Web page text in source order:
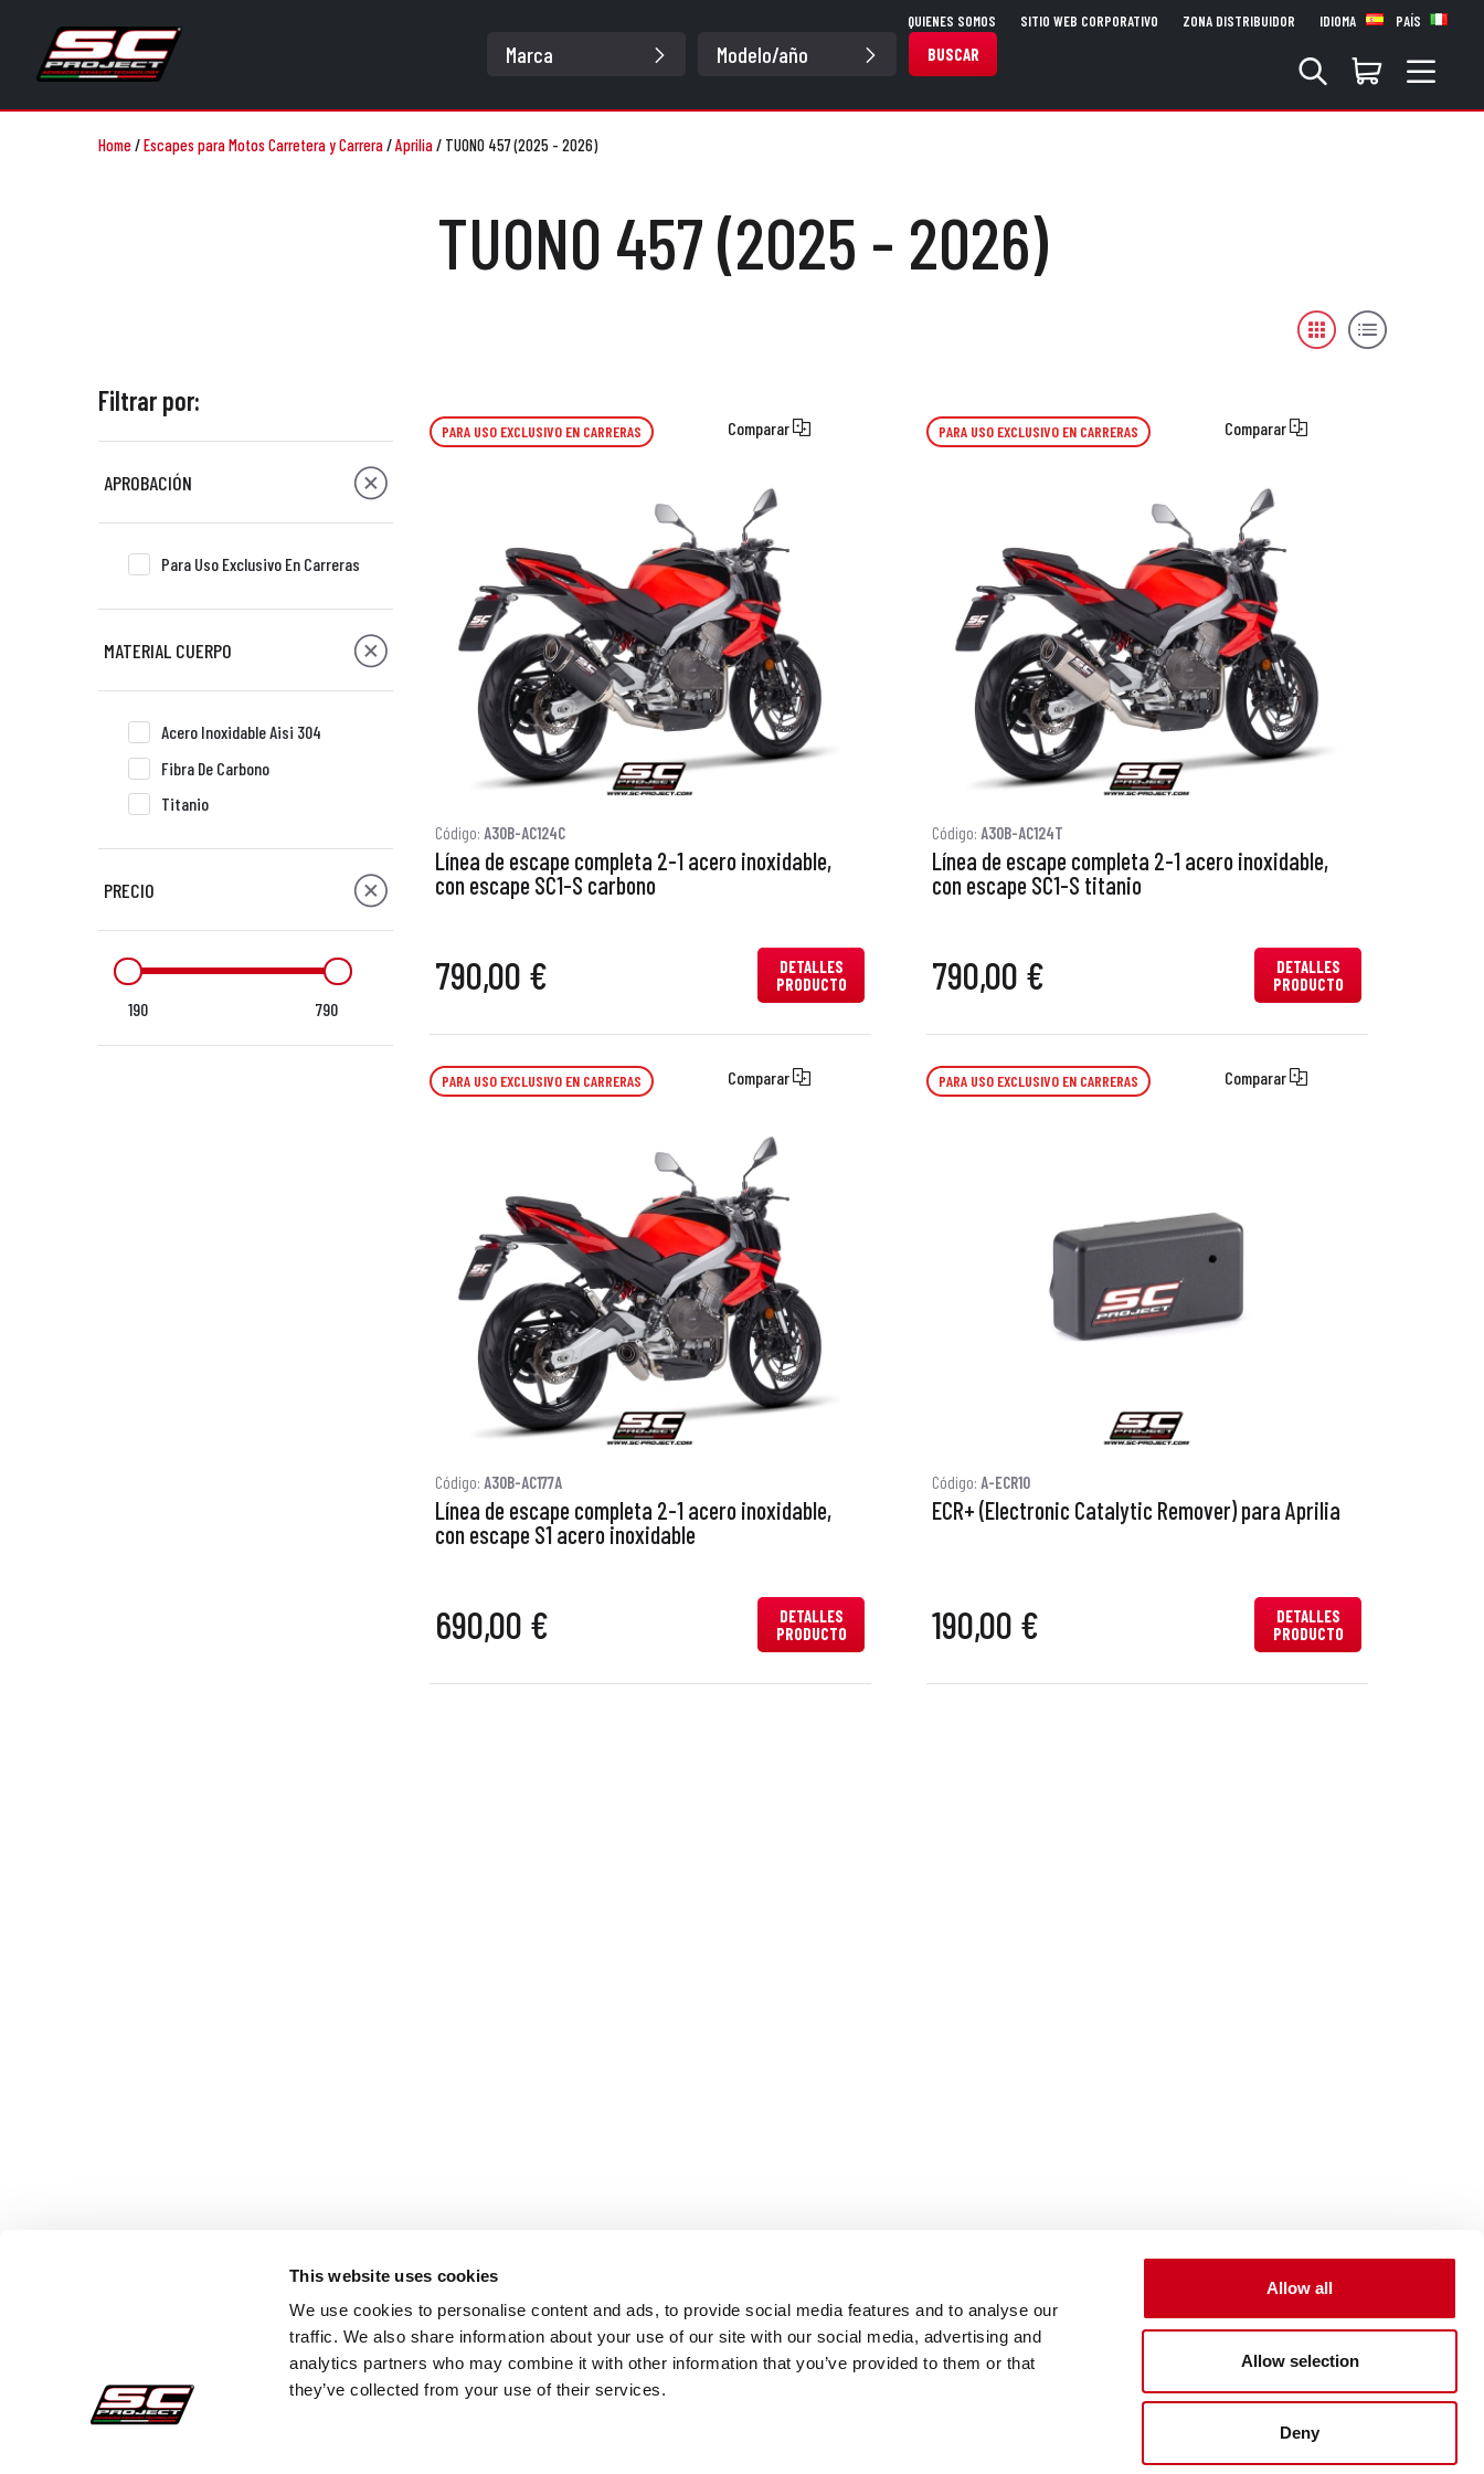
This website uses cookies
We use cookies to personalise content and ads, to provide social media features and to analyse our
traffic. We also share information about your use of our site with our social media, advertising and
analytics partners who may combine it with other information that you’ve provided to them or that
they’ve collected from your use of their services.
Allow all
Allow selection
Deny
BUSCAR
QUIENES SOMOS SITIO WEB CORPORATIVO ZONA DISTRIBUIDOR IDIOMA PAÍS
Home/Escapes para Motos Carretera y Carrera/Aprilia/ TUONO 457 (2025 - 2026)
TUONO 457 (2025 - 2026)
Filtrar por:
APROBACIÓN
Para Uso Exclusivo En Carreras
MATERIAL CUERPO
Acero Inoxidable Aisi 304
Fibra De Carbono
Titanio
PRECIO
190 790
PARA USO EXCLUSIVO EN CARRERAS Comparar
Código: A30B-AC124C
Línea de escape completa 2-1 acero inoxidable,
con escape SC1-S carbono
790,00 €
DETALLES
PRODUCTO
PARA USO EXCLUSIVO EN CARRERAS Comparar
Código: A30B-AC124T
Línea de escape completa 2-1 acero inoxidable,
con escape SC1-S titanio
790,00 €
DETALLES
PRODUCTO
PARA USO EXCLUSIVO EN CARRERAS Comparar
Código: A30B-AC177A
Línea de escape completa 2-1 acero inoxidable,
con escape S1 acero inoxidable
690,00 €
DETALLES
PRODUCTO
PARA USO EXCLUSIVO EN CARRERAS Comparar
Código: A-ECR10
ECR+ (Electronic Catalytic Remover) para Aprilia
190,00 €
DETALLES
PRODUCTO
Pedidos Seguros